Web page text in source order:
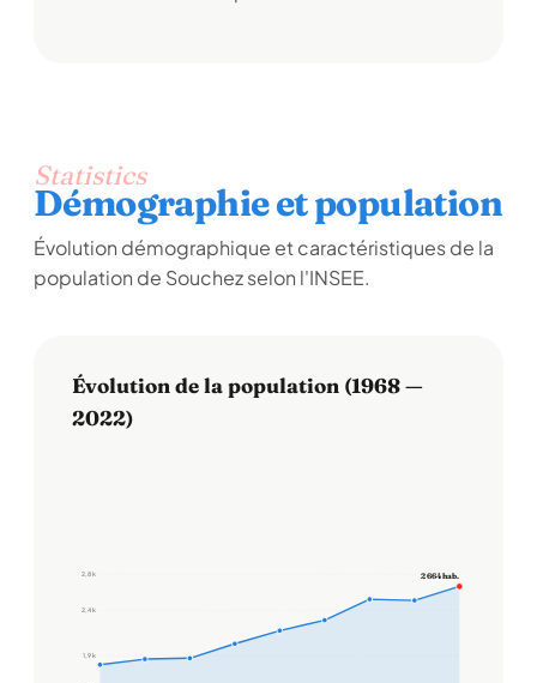
Statistics
Démographie et population
Évolution démographique et caractéristiques de la
population de Souchez selon l'INSEE.
Évolution de la population (1968 —
2022)
1,9 k
2,4 k
2,8 k 2 664 hab.